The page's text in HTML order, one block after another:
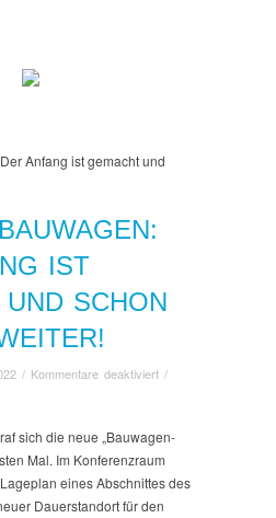
IST
SCHON
/ Kommentare deaktiviertfür
Der
Anfang
ist
/
sich die neue „Bauwagen-
Mal. Im Konferenzraum
eines Abschnittes des
Dauerstandort für den